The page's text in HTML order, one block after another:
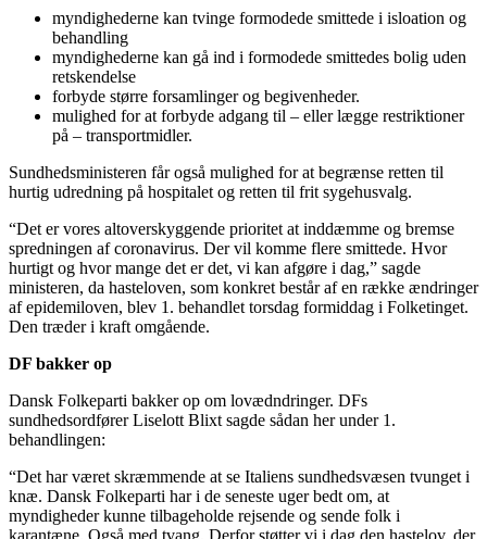
myndighederne kan tvinge formodede smittede i isloation og
behandling
myndighederne kan gå ind i formodede smittedes bolig uden
retskendelse
forbyde større forsamlinger og begivenheder.
mulighed for at forbyde adgang til – eller lægge restriktioner
på – transportmidler.
Sundhedsministeren får også mulighed for at begrænse retten til
hurtig udredning på hospitalet og retten til frit sygehusvalg.
“Det er vores altoverskyggende prioritet at inddæmme og bremse
spredningen af coronavirus. Der vil komme flere smittede. Hvor
hurtigt og hvor mange det er det, vi kan afgøre i dag,” sagde
ministeren, da hasteloven, som konkret består af en række ændringer
af epidemiloven, blev 1. behandlet torsdag formiddag i Folketinget.
Den træder i kraft omgående.
DF bakker op
Dansk Folkeparti bakker op om lovædndringer. DFs
sundhedsordfører Liselott Blixt sagde sådan her under 1.
behandlingen:
“Det har været skræmmende at se Italiens sundhedsvæsen tvunget i
knæ. Dansk Folkeparti har i de seneste uger bedt om, at
myndigheder kunne tilbageholde rejsende og sende folk i
karantæne. Også med tvang. Derfor støtter vi i dag den hastelov, der